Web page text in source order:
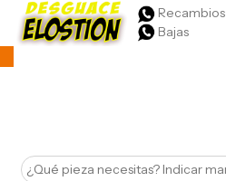
Recambios
Bajas